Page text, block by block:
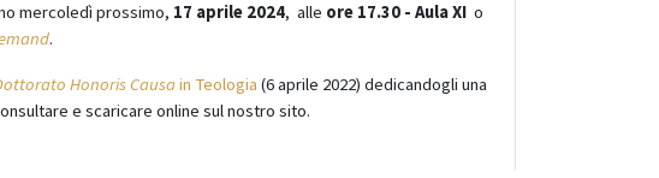
mercoledì prossimo, 17 aprile 2024, alle ore 17.30 - Aula XI o
.
Honoris Causain Teologia (6 aprile 2022) dedicandogli una
e scaricare online sul nostro sito.